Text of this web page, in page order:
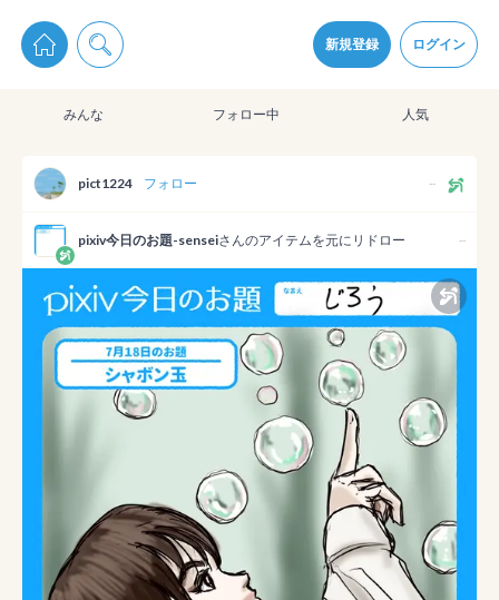
新規登録 ログイン
pixiv Sketchは2024年5月28日付で プライパシーポリシーを改定しました。
通知を受け取るにはここをクリックします
pixiv Sketchアプリでさらに快適に！
みんな フォロー中 人気
pict1224 フォロー --
pixiv今日のお題-senseiさんのアイテムを元にリドロー --